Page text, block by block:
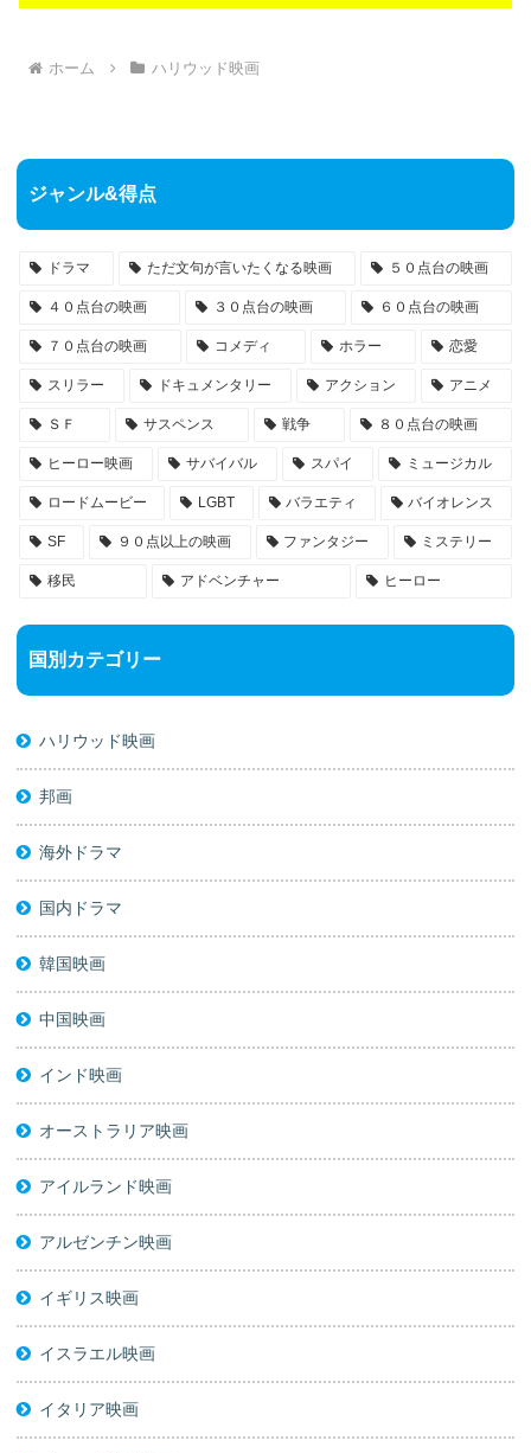
ホーム ハリウッド映画
ジャンル&得点
ドラマ ただ文句が言いたくなる映画 ５０点台の映画
４０点台の映画 ３０点台の映画 ６０点台の映画
７０点台の映画 コメディ ホラー 恋愛
スリラー ドキュメンタリー アクション アニメ
ＳＦ サスペンス 戦争 ８０点台の映画
ヒーロー映画 サバイバル スパイ ミュージカル
ロードムービー LGBT バラエティ バイオレンス
SF ９０点以上の映画 ファンタジー ミステリー
移民 アドベンチャー ヒーロー
国別カテゴリー
ハリウッド映画
邦画
海外ドラマ
国内ドラマ
韓国映画
中国映画
インド映画
オーストラリア映画
アイルランド映画
アルゼンチン映画
イギリス映画
イスラエル映画
イタリア映画